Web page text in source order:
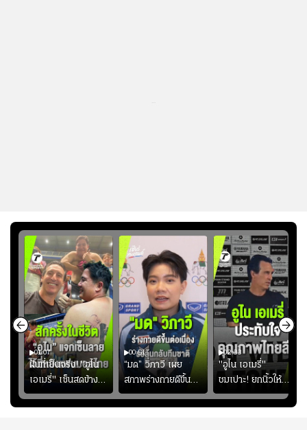
01:07
ฝันที่เป็นจริง! "อูไน
เอเมรี่" เซ็นสดข้าง
รอยสักบนแผ่นหลัง
"คุณเต๊ะ" แฟนพันธุ์
00:51
“มด” วิภาวี เผย
สภาพร่างกายดีขึ้น
อย่างต่อเนื่อง พร้อม
พยายามลงสนามให้
02:33
"อูไน เอเมรี่"
ชมเปาะ! ยกนิ้วให้
แท็กติกบีจี แฮปปี้
สุดๆ กับการเยือนไทย